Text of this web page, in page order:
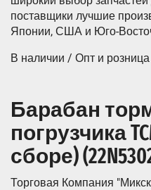
поставщики лучшие
Японии, США и Юго-
В наличии / Опт и розница
Барабан
погрузчика
сборе)
Торговая Компания